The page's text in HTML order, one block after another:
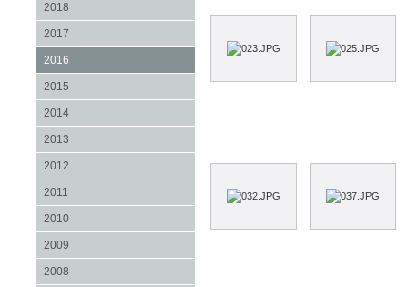
2018
2017
2016
2015
2014
2013
2012
2011
2010
2009
2008